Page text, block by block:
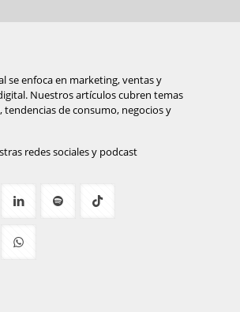
se enfoca en marketing, ventas y
Nuestros artículos cubren temas
tendencias de consumo, negocios y
redes sociales y podcast